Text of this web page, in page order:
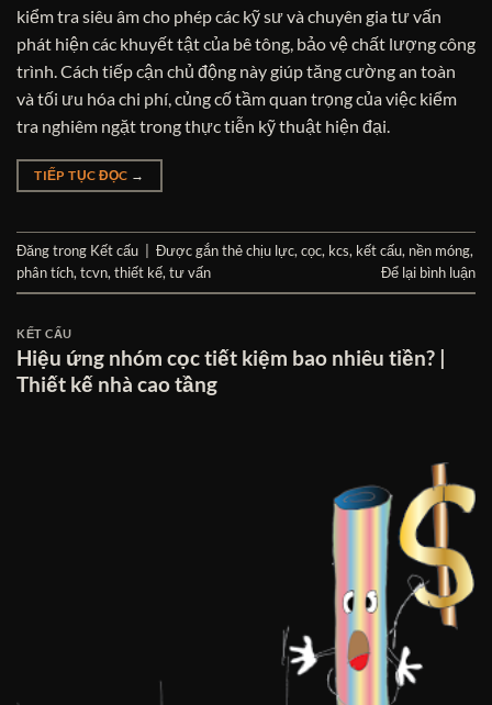
kiểm tra siêu âm cho phép các kỹ sư và chuyên gia tư vấn
phát hiện các khuyết tật của bê tông, bảo vệ chất lượng công
trình. Cách tiếp cận chủ động này giúp tăng cường an toàn
và tối ưu hóa chi phí, củng cố tầm quan trọng của việc kiểm
tra nghiêm ngặt trong thực tiễn kỹ thuật hiện đại.
TIẾP TỤC ĐỌC →
Đăng trong Kết cấu Được gắn thẻchịu lực, cọc, kcs, kết cấu, nền móng,
phân tích, tcvn, thiết kế, tư vấn Để lại bình luận
KẾT CẤU
Hiệu ứng nhóm cọc tiết kiệm bao nhiêu tiền? |
Thiết kế nhà cao tầng